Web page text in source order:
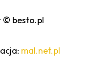
© besto.pl
mal.net.pl